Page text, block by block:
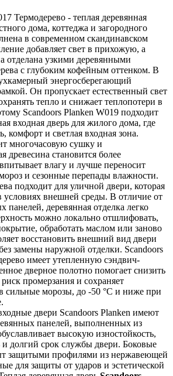
Термодерево - теплая деревянная
дома, коттеджа и загородного
в современном скандинавском
добавляет свет в прихожую, а
отделана узкими деревянными
с глубоким кофейным оттенком. В
энергосберегающий
Он пропускает естественный свет
тепло и снижает теплопотери в
Scandoors Planken W019 подходит
входная дверь для жилого дома, где
комфорт и светлая входная зона.
многочасовую сушку и
древесина становится более
влагу и лучше переносит
и сезонные перепады влажности.
подходит для уличной двери, которая
условиях внешней среды. В отличие от
панелей, деревянная отделка легко
можно локально отшлифовать,
обработать маслом или заново
восстановить внешний вид двери
замены наружной отделки. Scandoors
имеет утепленную сэндвич-
дверное полотно помогает снизить
промерзания и сохраняет
сильные морозы, до -50 °C и ниже при
двери Scandoors Planken имеют
панелей, выполненных из
высокую изностойкость,
и долгий срок службы двери. Боковые
защитыми профилями из нержавеющей
для защиты от ударов и эстетической